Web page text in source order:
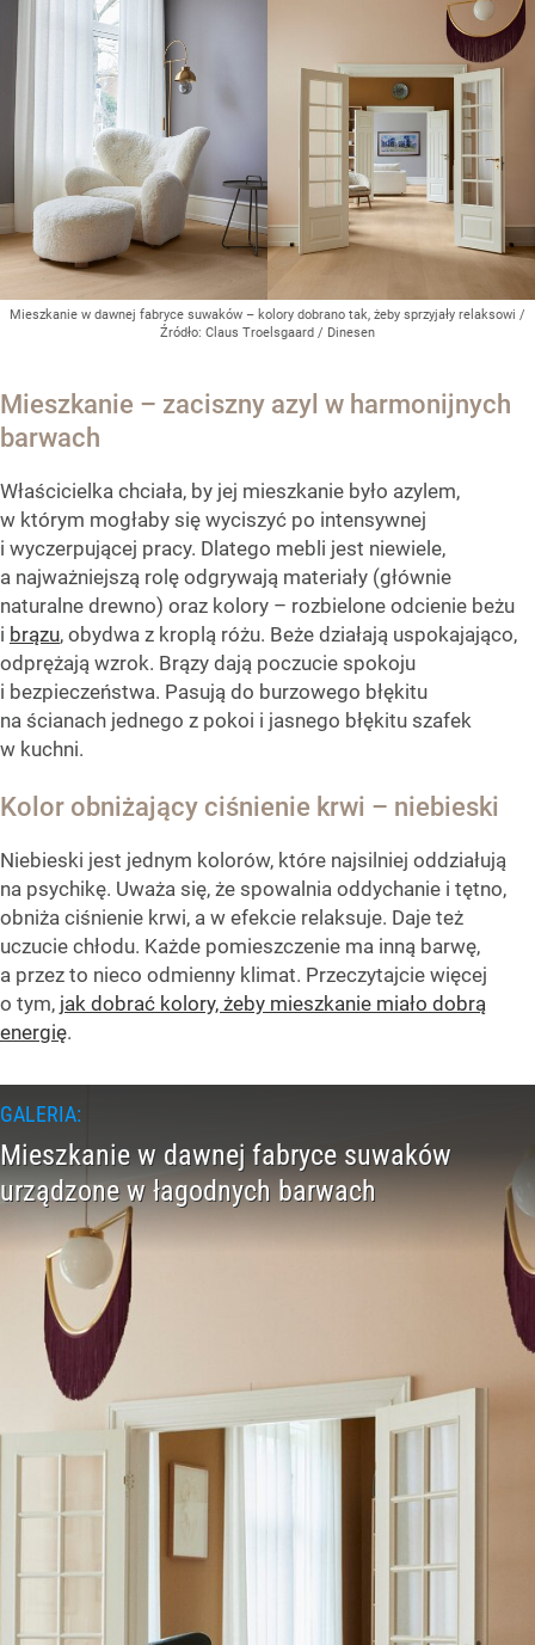
Mieszkanie w dawnej fabryce suwaków – kolory dobrano tak, żeby sprzyjały relaksowi /
Źródło: Claus Troelsgaard / Dinesen
Mieszkanie – zaciszny azyl w harmonijnych
barwach
Właścicielka chciała, by jej mieszkanie było azylem,
w którym mogłaby się wyciszyć po intensywnej
i wyczerpującej pracy. Dlatego mebli jest niewiele,
a najważniejszą rolę odgrywają materiały (głównie
naturalne drewno) oraz kolory – rozbielone odcienie beżu
i brązu, obydwa z kroplą różu. Beże działają uspokajająco,
odprężają wzrok. Brązy dają poczucie spokoju
i bezpieczeństwa. Pasują do burzowego błękitu
na ścianach jednego z pokoi i jasnego błękitu szafek
w kuchni.
Kolor obniżający ciśnienie krwi – niebieski
Niebieski jest jednym kolorów, które najsilniej oddziałują
na psychikę. Uważa się, że spowalnia oddychanie i tętno,
obniża ciśnienie krwi, a w efekcie relaksuje. Daje też
uczucie chłodu. Każde pomieszczenie ma inną barwę,
a przez to nieco odmienny klimat. Przeczytajcie więcej
o tym, jak dobrać kolory, żeby mieszkanie miało dobrą
energię.